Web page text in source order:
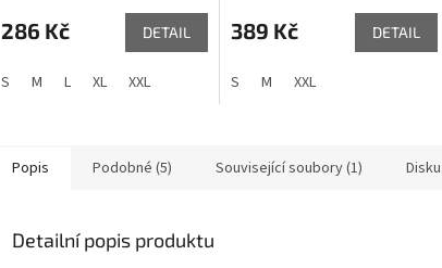
286 Kč DETAIL
S M L XL XXL
389 Kč DETAIL
S M XXL
Popis Podobné (5) Související soubory (1)
Detailní popis produktu